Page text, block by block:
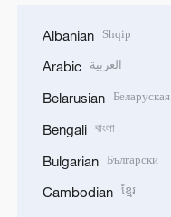
Albanian Shqip
Arabic العربية
Belarusian Беларуская
Bengali বাংলা
Bulgarian Български
Cambodian ខ្មែរ